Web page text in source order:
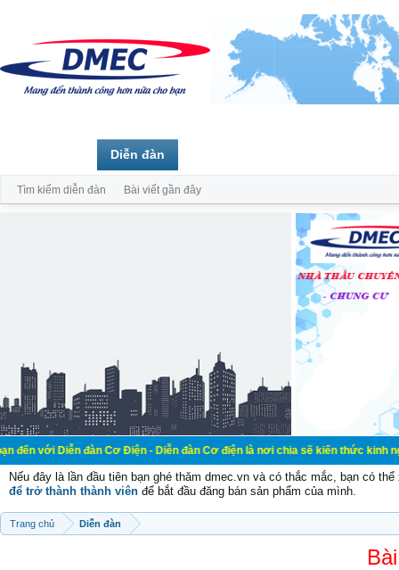
đàn Cơ Điện - Diễn đàn Cơ điện là nơi chia sẽ kiến thức kinh nghiệm
Nếu đây là lần đầu tiên bạn ghé thăm dmec.vn và có thắc mắc, bạn có
để trở thành thành viên để bắt đầu đăng bán sản phẩm của mình.
Trang chủ Diễn đàn
Diễn đàn
Tìm kiếm diễn đàn Bài viết gần đây